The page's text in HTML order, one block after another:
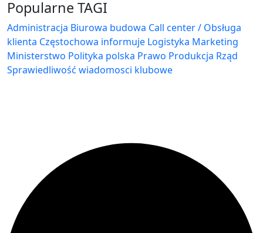
Popularne TAGI
Administracja Biurowa budowa Call center / Obsługa
klienta Częstochowa informuje Logistyka Marketing
Ministerstwo Polityka polska Prawo Produkcja Rząd
Sprawiedliwość wiadomosci klubowe